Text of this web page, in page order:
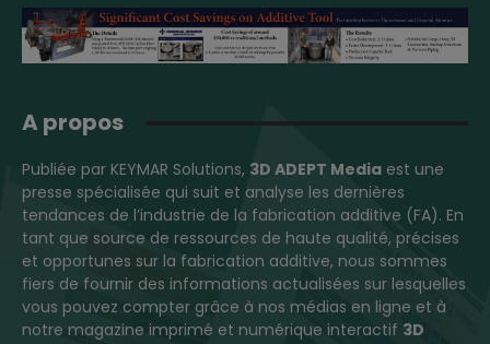
A propos
Publiée par KEYMAR Solutions, 3D ADEPT Media est une
presse spécialisée qui suit et analyse les dernières
tendances de l’industrie de la fabrication additive (FA). En
tant que source de ressources de haute qualité, précises
et opportunes sur la fabrication additive, nous sommes
fiers de fournir des informations actualisées sur lesquelles
vous pouvez compter grâce à nos médias en ligne et à
notre magazine imprimé et numérique interactif 3D